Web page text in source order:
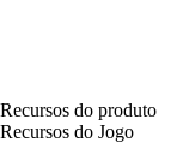
Recursos do produto
Recursos do Jogo